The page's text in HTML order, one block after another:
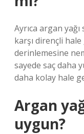
Ayrıca argan
karşı dirençli hale
derinlemesine
sayede saç daha
daha kolay hale
Argan
uygun?